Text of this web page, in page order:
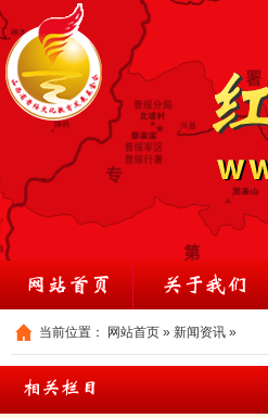
当前位置： 网站首页 » 新闻资讯 »